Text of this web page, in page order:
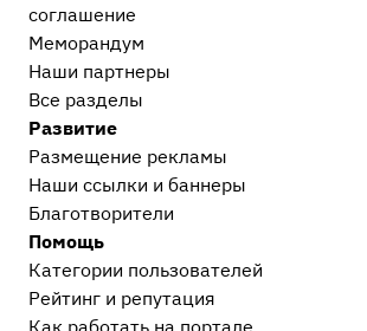
соглашение
Меморандум
Наши партнеры
Все разделы
Развитие
Размещение рекламы
Наши ссылки и баннеры
Благотворители
Помощь
Категории пользователей
Рейтинг и репутация
Как работать на портале